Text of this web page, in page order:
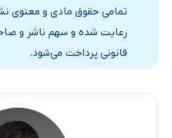
تمامی حقوق مادی و معنوی
رعایت شده و سهم ناشر و
قانونی پرداخت می‌شود.